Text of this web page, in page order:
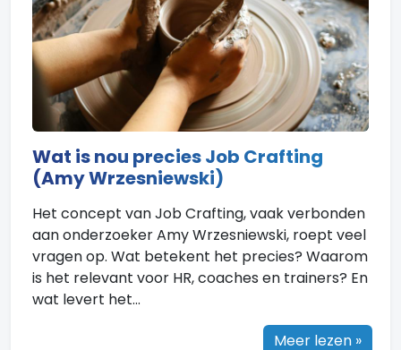
Wat is nou precies Job Crafting
(Amy Wrzesniewski)
Het concept van Job Crafting, vaak verbonden
aan onderzoeker Amy Wrzesniewski, roept veel
vragen op. Wat betekent het precies? Waarom
is het relevant voor HR, coaches en trainers? En
wat levert het...
Meer lezen »